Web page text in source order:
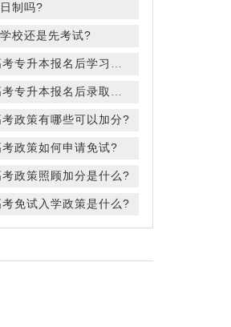
制吗?
校还是先考试?
政策有哪些可以加分?
政策如何申请免试?
政策照顾加分是什么?
免试入学政策是什么?